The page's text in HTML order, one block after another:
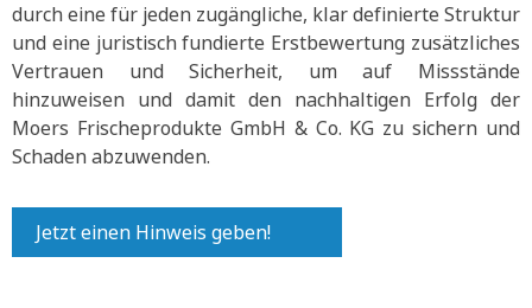
durch eine für jeden zugängliche, klar definierte Struktur
und eine juristisch fundierte Erstbewertung zusätzliches
Vertrauen und Sicherheit, um auf Missstände
hinzuweisen und damit den nachhaltigen Erfolg der
Moers Frischeprodukte GmbH & Co. KG zu sichern und
Schaden abzuwenden.
Jetzt einen Hinweis geben!